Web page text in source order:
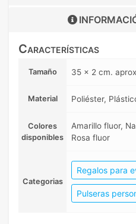
Características
Tamaño 35 x 2 cm.
Material Poliéster,
Colores
disponibles
Amarillo fluor,
Rosa fluor
Categorias
Regalos para
Pulseras